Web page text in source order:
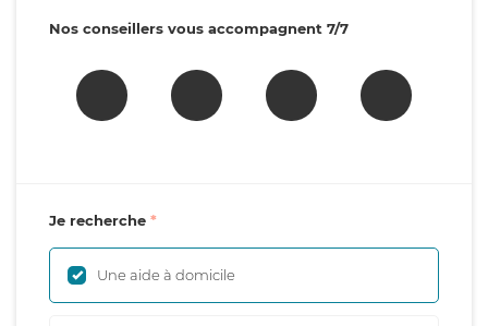
Nos conseillers vous accompagnent 7/7
Je recherche
Une aide à domicile